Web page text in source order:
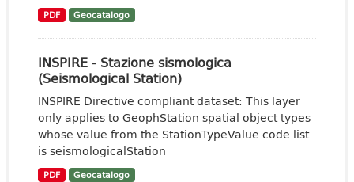
PDF Geocatalogo
INSPIRE - Stazione sismologica
(Seismological Station)
INSPIRE Directive compliant dataset: This layer
only applies to GeophStation spatial object types
whose value from the StationTypeValue code list
is seismologicalStation
PDF Geocatalogo